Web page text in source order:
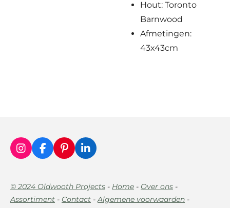
Hout: Toronto
Barnwood
Afmetingen:
43x43cm
I
n
t
a
g
F
a
e
b
o
P
i
e
r
L
i
k
e
d
© 2024 Oldwooth Projects - Home - Over ons -
Assortiment - Contact -Algemene voorwaarden -